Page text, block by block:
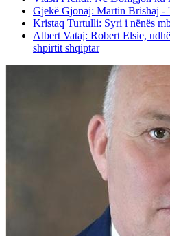
Gjekë Gjonaj: Martin Brishaj -
Kristaq Turtulli: Syri i nënës
Albert Vataj: Robert Elsie,
shpirtit shqiptar